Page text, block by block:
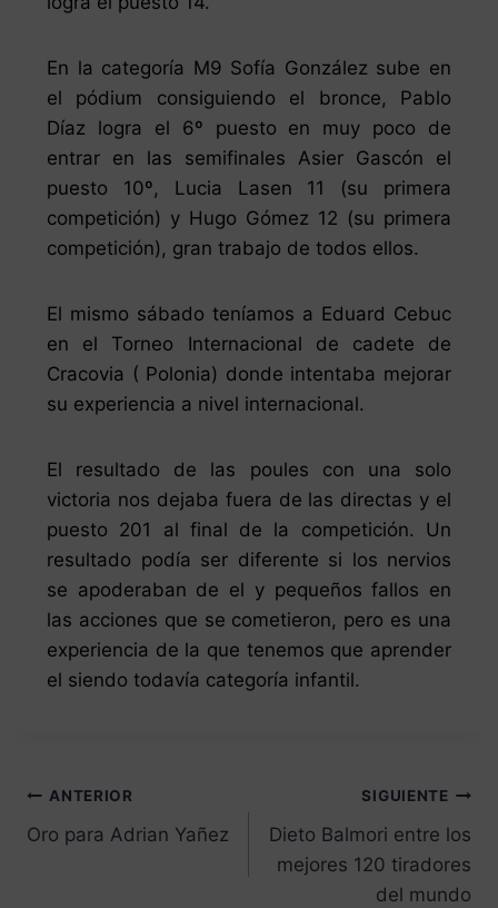
En la categoría M9 Sofía González sube en
el pódium consiguiendo el bronce, Pablo
Díaz logra el 6º puesto en muy poco de
entrar en las semifinales Asier Gascón el
puesto 10º, Lucia Lasen 11 (su primera
competición) y Hugo Gómez 12 (su primera
competición), gran trabajo de todos ellos.
El mismo sábado teníamos a Eduard Cebuc
en el Torneo Internacional de cadete de
Cracovia ( Polonia) donde intentaba mejorar
su experiencia a nivel internacional.
El resultado de las poules con una solo
victoria nos dejaba fuera de las directas y el
puesto 201 al final de la competición. Un
resultado podía ser diferente si los nervios
se apoderaban de el y pequeños fallos en
las acciones que se cometieron, pero es una
experiencia de la que tenemos que aprender
el siendo todavía categoría infantil.
ANTERIOR
Oro para Adrian Yañez
SIGUIENTE
Dieto Balmori entre los
mejores 120 tiradores
del mundo